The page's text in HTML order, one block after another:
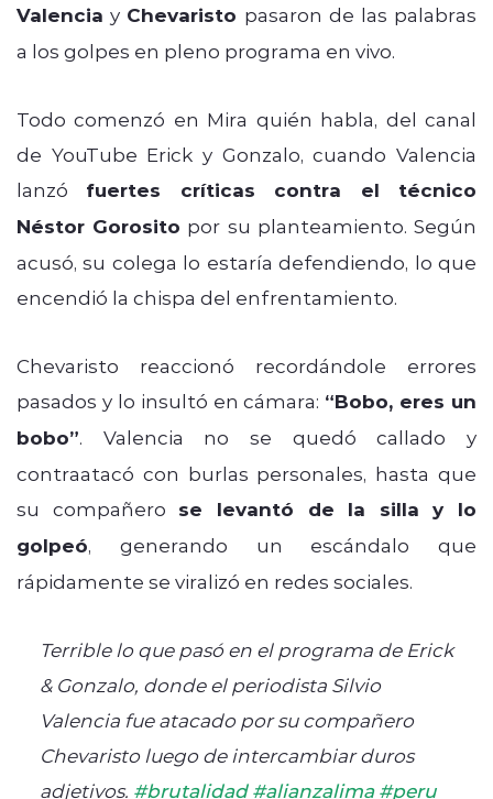
Valencia y Chevaristo pasaron de las palabras
a los golpes en pleno programa en vivo.
Todo comenzó en Mira quién habla, del canal
de YouTube Erick y Gonzalo, cuando Valencia
lanzó fuertes críticas contra el técnico
Néstor Gorosito por su planteamiento. Según
acusó, su colega lo estaría defendiendo, lo que
encendió la chispa del enfrentamiento.
Chevaristo reaccionó recordándole errores
pasados y lo insultó en cámara: “Bobo, eres un
bobo”. Valencia no se quedó callado y
contraatacó con burlas personales, hasta que
su compañero se levantó de la silla y lo
golpeó, generando un escándalo que
rápidamente se viralizó en redes sociales.
Terrible lo que pasó en el programa de Erick
& Gonzalo, donde el periodista Silvio
Valencia fue atacado por su compañero
Chevaristo luego de intercambiar duros
adjetivos. #brutalidad #alianzalima #peru